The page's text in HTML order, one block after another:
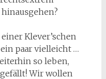
Klever’schen
paar vielleicht …
so leben,
Wir wollen